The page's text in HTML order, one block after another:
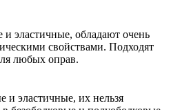
и эластичные, обладают очень
свойствами. Подходят
любых оправ.
и эластичные, их нельзя